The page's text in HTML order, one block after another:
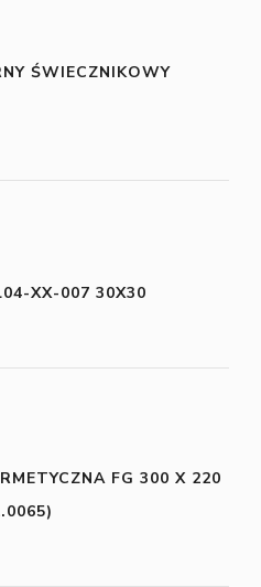
ŚWIECZNIKOWY
XX-007 30X30
FG 300 X 220